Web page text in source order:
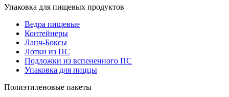
Упаковка для пищевых продуктов
Ведра пищевые
Контейнеры
Ланч-Боксы
Лотки из ПС
Подложки из вспененного ПС
Упаковка для пиццы
Полиэтиленовые пакеты